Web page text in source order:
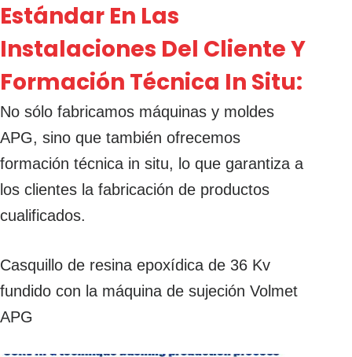
Estándar En Las
Instalaciones Del Cliente Y
Formación Técnica In Situ:
No sólo fabricamos máquinas y moldes
APG, sino que también ofrecemos
formación técnica in situ, lo que garantiza a
los clientes la fabricación de productos
cualificados.
Casquillo de resina epoxídica de 36 Kv
fundido con la máquina de sujeción Volmet
APG